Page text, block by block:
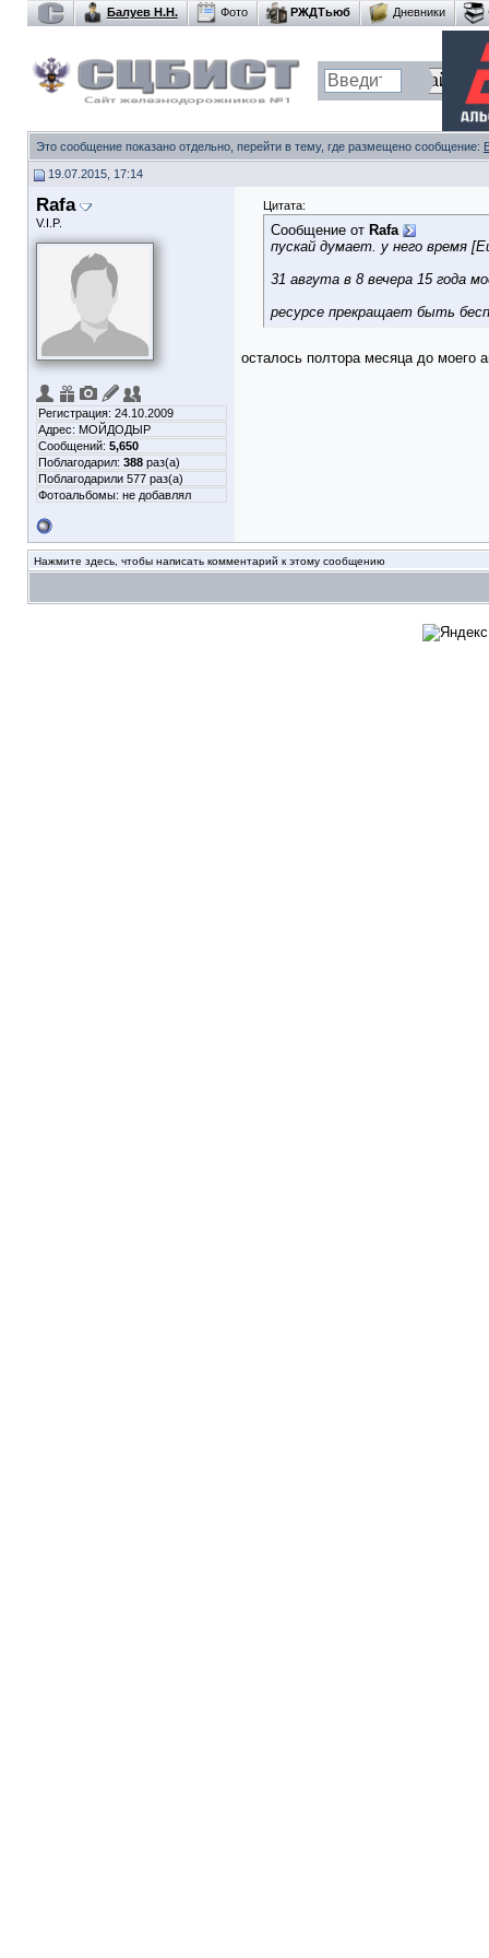
Балуев Н.Н. Фото РЖДТьюб Дневники
Это сообщение показано отдельно, перейти в тему, где размещено сообщение:
19.07.2015, 17:14
Rafa
V.I.P.
Регистрация: 24.10.2009
Адрес: МОЙДОДЫР
Сообщений: 5,650
Поблагодарил: 388 раз(а)
Поблагодарили 577 раз(а)
Фотоальбомы: не добавлял
Цитата:
Сообщение от Rafa
пускай думает. у него время
31 авгута в 8 вечера 15 года
ресурсе прекращает быть
осталось полтора месяца до моего
Нажмите здесь, чтобы написать комментарий к этому сообщению